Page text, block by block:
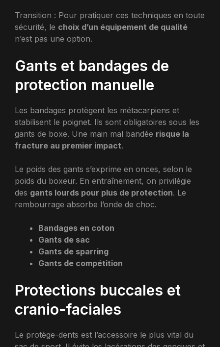
Transition : Pour pratiquer ces techniques en toute
sécurité, le choix d’un équipement de qualité
n’est pas une option.
Gants et bandages de
protection manuelle
Les bandages protègent les métacarpiens et
stabilisent le poignet. Ils sont obligatoires sous les
gants de boxe. Une main mal bandée risque la
fracture au premier impact.
Le poids des gants s’exprime en onces, selon le
poids du boxeur. En entraînement, on privilégie
des gants lourds pour plus de protection. Le
rembourrage absorbe l’onde de choc.
Bandages en coton
Gants de sac
Gants de sparring
Gants de compétition
Protections buccales et
cranio-faciales
Le protège-dents est l’accessoire le plus vital du